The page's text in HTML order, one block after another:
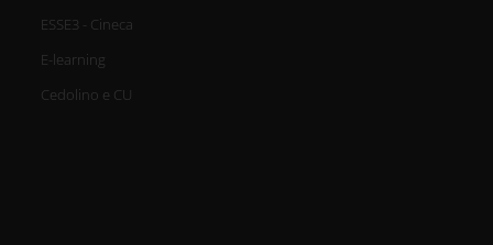
ESSE3 - Cineca
E-learning
Cedolino e CU